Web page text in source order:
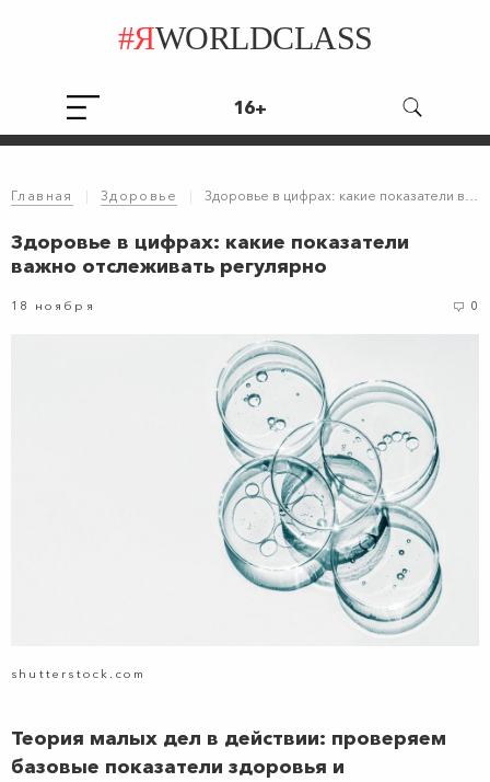
#ЯWORLDCLASS
16+
Главная | Здоровье | Здоровье в цифрах: какие показатели важно отслеживать регулярно
Здоровье в цифрах: какие показатели
важно отслеживать регулярно
18 ноября 0
shutterstock.com
Теория малых дел в действии: проверяем
базовые показатели здоровья и